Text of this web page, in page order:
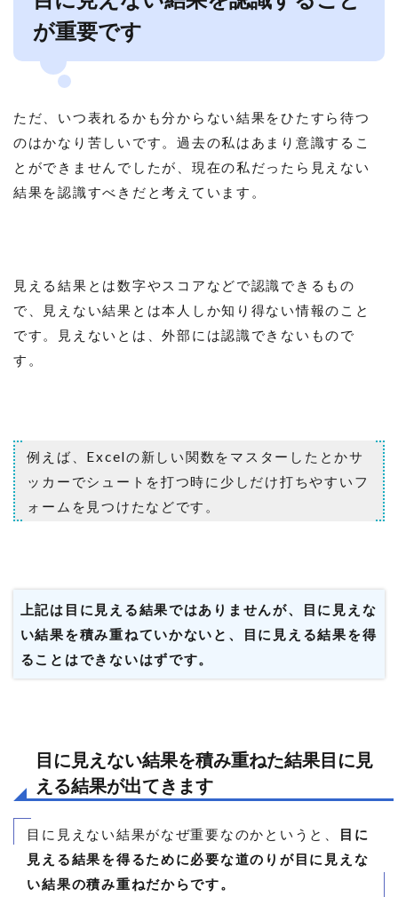
が重要です
ただ、いつ表れるかも分からない結果をひたすら待つ
のはかなり苦しいです。過去の私はあまり意識するこ
とができませんでしたが、現在の私だったら見えない
結果を認識すべきだと考えています。
見える結果とは数字やスコアなどで認識できるもの
で、見えない結果とは本人しか知り得ない情報のこと
です。見えないとは、外部には認識できないもので
す。
例えば、Excelの新しい関数をマスターしたとかサ
ッカーでシュートを打つ時に少しだけ打ちやすいフ
ォームを見つけたなどです。
上記は目に見える結果ではありませんが、目に見えな
い結果を積み重ねていかないと、目に見える結果を得
ることはできないはずです。
目に見えない結果を積み重ねた結果目に見
える結果が出てきます
目に見えない結果がなぜ重要なのかというと、
目に
見える結果を得るために必要な道のりが目に見えな
い結果の積み重ねだからです。